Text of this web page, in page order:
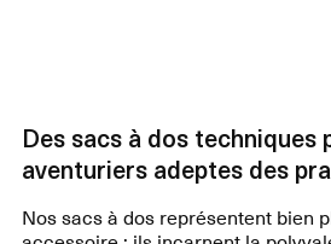
Des sacs à dos techniques
aventuriers adeptes des
Nos sacs à dos représentent bien